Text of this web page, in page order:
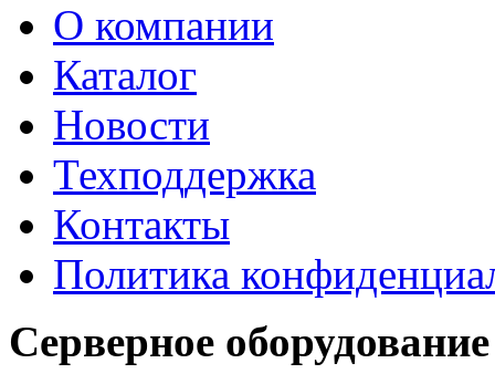
О компании
Каталог
Новости
Техподдержка
Контакты
Политика
Серверное оборудование